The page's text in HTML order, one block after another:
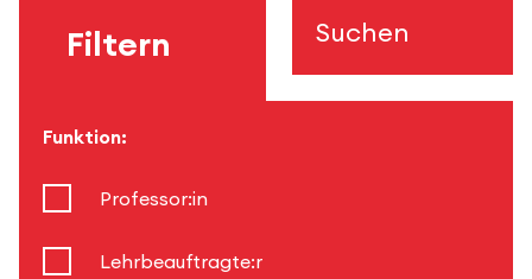
Filtern Suchen
Funktion:
Professor:in
Lehrbeauftragte:r